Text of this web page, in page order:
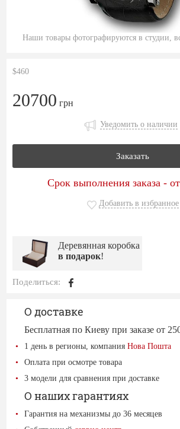
Наши товары фотографируются в студии,
$460
20700 грн
Уведомить о наличии
Заказать
Срок выполнения заказа -
Добавить в избранное
Деревянная коробка
в подарок!
Поделиться:
О доставке
Бесплатная по Киеву при заказе от
1 день в регионы, компанияНова Пошта
Оплата при осмотре товара
3 модели для сравнения при доставке
О наших гарантиях
Гарантия на механизмы до 36 месяцев